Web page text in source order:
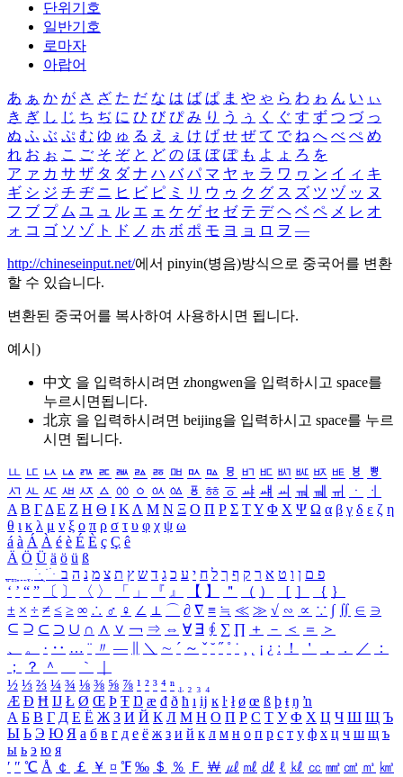
단위기호
일반기호
로마자
아랍어
あ ぁ か が さ ざ た だ な は ば ぱ ま や ゃ ら わ ゎ ん い ぃ
き ぎ し じ ち ぢ に ひ び ぴ み り う ぅ く ぐ す ず つ づ っ
ぬ ふ ぶ ぷ む ゆ ゅ る え ぇ け げ せ ぜ て で ね へ べ ぺ め
れ お ぉ こ ご そ ぞ と ど の ほ ぼ ぽ も よ ょ ろ を
ア ァ カ サ ザ タ ダ ナ ハ バ パ マ ヤ ャ ラ ワ ヮ ン イ ィ キ
ギ シ ジ チ ヂ ニ ヒ ビ ピ ミ リ ウ ゥ ク グ ス ズ ツ ヅ ッ ヌ
フ ブ プ ム ユ ュ ル エ ェ ケ ゲ セ ゼ テ デ ヘ ベ ペ メ レ オ
ォ コ ゴ ソ ゾ ト ド ノ ホ ボ ポ モ ヨ ョ ロ ヲ ―
http://chineseinput.net/에서 pinyin(병음)방식으로 중국어를 변환
할 수 있습니다.
변환된 중국어를 복사하여 사용하시면 됩니다.
예시)
中文 을 입력하시려면 zhongwen을 입력하시고 space를
누르시면됩니다.
北京 을 입력하시려면 beijing을 입력하시고 space를 누르
시면 됩니다.
ㅥ ㅦ ㅧ ㅨ ㅩ ㅪ ㅫ ㅬ ㅭ ㅮ ㅯ ㅰ ㅱ ㅲ ㅳ ㅴ ㅵ ㅶ ㅷ ㅸ
ㅹ
ㅺ ㅻ ㅼ ㅽ ㅾ ㅿ ㆀ ㆁ ㆂ ㆃ ㆄ ㆅ ㆆ ㆇ ㆈ ㆉ ㆊ ㆋ ㆌ ㆍ
ㆎ
Α Β ΓΔ Ε Ζ Η Θ Ι ΚΛ Μ Ν Ξ Ο Π Ρ Σ ΤΥ Φ Χ Ψ Ω α β γ δ ε ζ η
θ ι κ λ μ ν ξ ο π ρ σ τ υ φ χ ψ ω
á à Á À é è É È ç Ç ê
Ä Ö Ü ä ö ü ß
ִֶֹ ֻּ ׁׂ פ ם ן ו ט א ר ק ף ך ל ח י ע כ ג ד ש ץ ת צ מ נ ה ב
‘ ’ “ ” 〔 〕 〈 〉 「 」 『 』 【 】 ＂ （ ） ［ ］ ｛ ｝
± × ÷ ≠ ≤ ≥ ∞ ∴ ♂ ♀ ∠ ⊥ ⌒ ∂ ∇ ≡ ≒ ≪ ≫ √ ∽ ∝ ∵ ∫ ∬ ∈ ∋
⊆ ⊇ ⊂ ⊃ ∪ ∩ ∧ ∨ ￢ ⇒ ⇔ ∀ ∃ ∮ ∑ ∏ ＋ － ＜ ＝
＞
、
。 · ‥ … ¨ 〃 ― ＼ ∼ ´ ～ ˇ ˘ ˝ ˚ ˙ ¸ ¡ ¿ ː ！ ＇ ， ． ／
：
；
？ ＾ ｀
½ ⅓ ⅔ ¼ ¾ ⅛ ⅜ ⅝ ⅞ ¹ ² ³ ⁴ ⁿ ₁ ₂ ₃ ₄
Æ Ð Ħ Ĳ Ł Ø Œ Þ Ŧ Ŋ æ đ ð ħ ı ĳ ĸ ŀ ł ø œ ß þ ŧ ŋ ŉ
А Б В Г Д Е Ё Ж З И Й К Л М Н О П Р С Т У Ф Х Ц Ч Ш Щ Ъ
Ы Ь Э Ю Я а б в г д е ё ж з и й к л м н о п р с т у ф х ц ч ш щ ъ
ы ь э ю я
′ ″ ℃ Å ￠ ￡ ￥ ¤ ℉ ‰ ＄ ％ Ｆ ￦ ㎕ ㎖ ㎗ ℓ ㎘ ㏄ ㎣ ㎤ ㎥ ㎦